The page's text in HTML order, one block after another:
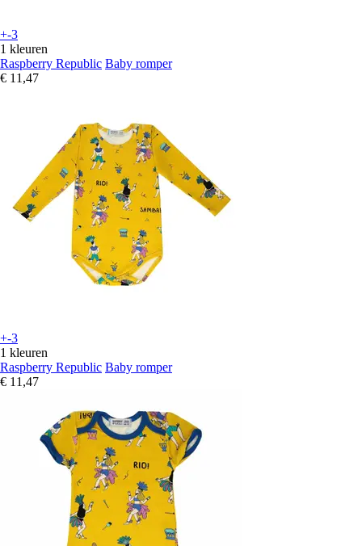
+-3
1 kleuren
Raspberry Republic Baby romper
€ 11,47
+-3
1 kleuren
Raspberry Republic Baby romper
€ 11,47